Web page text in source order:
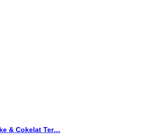
& Cokelat Ter…